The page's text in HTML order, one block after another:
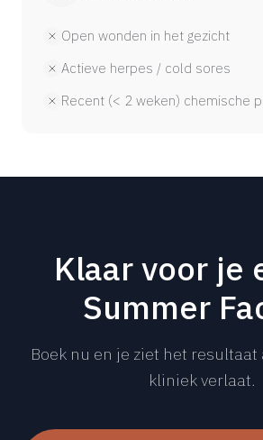
Open wonden in het gezicht
Actieve herpes / cold sores
Recent (< 2 weken) chemische
Klaar voor je
Summer
Boek nu en je ziet het resultaat
kliniek verlaat.